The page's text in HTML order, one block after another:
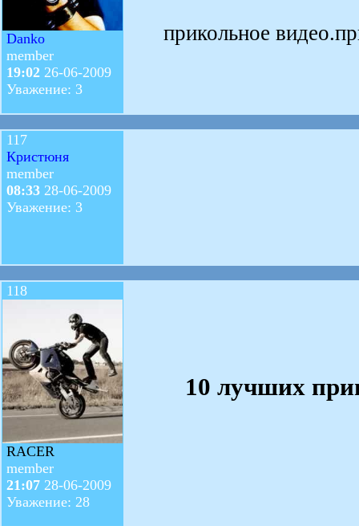
Danko
member
19:02 26-06-2009
Уважение: 3
прикольное
117
Кристюня
member
08:33 28-06-2009
Уважение: 3
118
RACER
member
21:07 28-06-2009
Уважение: 28
10 лучших